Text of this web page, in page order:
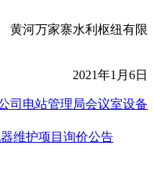
枢纽有限
月6日
司电站管理局会议室设备
维护项目询价公告